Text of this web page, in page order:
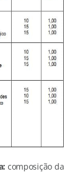
composição da